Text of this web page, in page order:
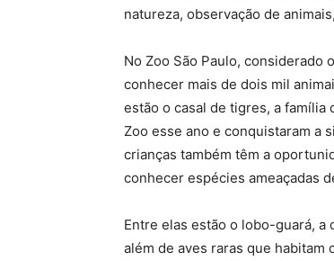
natureza, observação de
No Zoo São Paulo, considerado
conhecer mais de dois mil
estão o casal de tigres, a família
Zoo esse ano e conquistaram a
crianças também têm a
conhecer espécies ameaçadas
Entre elas estão o lobo-guará,
além de aves raras que habitam